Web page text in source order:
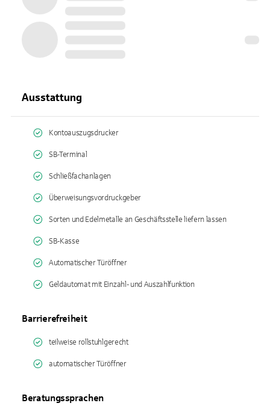
Ausstattung
Kontoauszugsdrucker
SB-Terminal
Schließfachanlagen
Überweisungsvordruckgeber
Sorten und Edelmetalle an Geschäftsstelle liefern lassen
SB-Kasse
Automatischer Türöffner
Geldautomat mit Einzahl- und Auszahlfunktion
Barrierefreiheit
teilweise rollstuhlgerecht
automatischer Türöffner
Beratungssprachen